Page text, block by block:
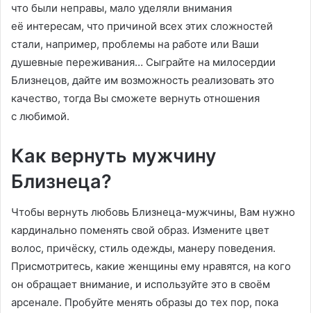
что были неправы, мало уделяли внимания
её интересам, что причиной всех этих сложностей
стали, например, проблемы на работе или Ваши
душевные переживания… Сыграйте на милосердии
Близнецов, дайте им возможность реализовать это
качество, тогда Вы сможете вернуть отношения
с любимой.
Как вернуть мужчину
Близнеца?
Чтобы вернуть любовь Близнеца-мужчины, Вам нужно
кардинально поменять свой образ. Измените цвет
волос, причёску, стиль одежды, манеру поведения.
Присмотритесь, какие женщины ему нравятся, на кого
он обращает внимание, и используйте это в своём
арсенале. Пробуйте менять образы до тех пор, пока